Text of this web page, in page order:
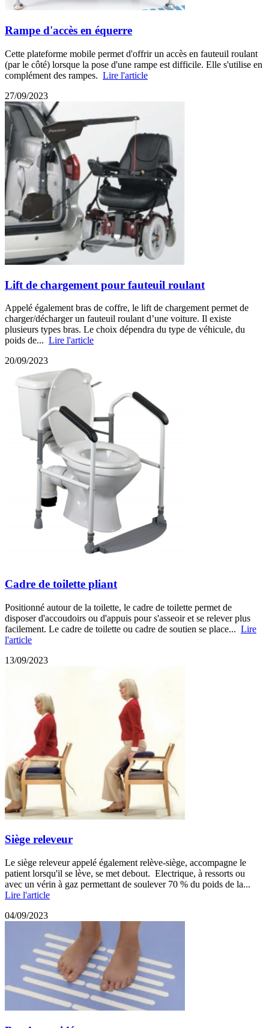
Rampe d'accès en équerre
Cette plateforme mobile permet d'offrir un accès en fauteuil roulant
(par le côté) lorsque la pose d'une rampe est difficile. Elle s'utilise en
complément des rampes. Lire l'article
27/09/2023
Lift de chargement pour fauteuil roulant
Appelé également bras de coffre, le lift de chargement permet de
charger/décharger un fauteuil roulant d’une voiture. Il existe
plusieurs types bras. Le choix dépendra du type de véhicule, du
poids de... Lire l'article
20/09/2023
Cadre de toilette pliant
Positionné autour de la toilette, le cadre de toilette permet de
disposer d'accoudoirs ou d'appuis pour s'asseoir et se relever plus
facilement. Le cadre de toilette ou cadre de soutien se place... Lire
l'article
13/09/2023
Siège releveur
Le siège releveur appelé également relève-siège, accompagne le
patient lorsqu'il se lève, se met debout. Electrique, à ressorts ou
avec un vérin à gaz permettant de soulever 70 % du poids de la...
Lire l'article
04/09/2023